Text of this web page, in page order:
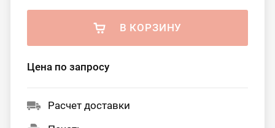
В КОРЗИНУ
Цена по запросу
Расчет доставки